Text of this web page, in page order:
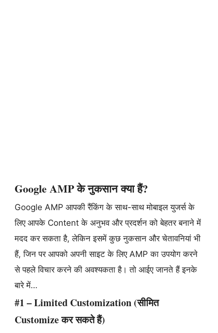
Google AMP के नुकसान क्या हैं?
Google AMP आपकी रैंकिंग के साथ-साथ मोबाइल युजर्स के
लिए आपके Content के अनुभव और प्रदर्शन को बेहतर बनाने में
मदद कर सकता है, लेकिन इसमें कुछ नुकसान और चेतावनियां भी
हैं, जिन पर आपको अपनी साइट के लिए AMP का उपयोग करने
से पहले विचार करने की अवश्यकता है। तो आईए जानते हैं इनके
बारे में…
#1 – Limited Customization (सीमित
Customize कर सकते हैं)